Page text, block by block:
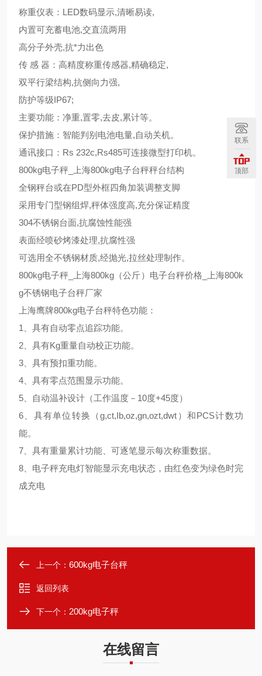
称重仪表：LED数码显示,清晰易读,
内置可充蓄电池,交直流两用
高分子外壳,抗*力出色
传 感 器：高精度称重传感器,精确稳定,
双平行梁结构,抗侧向力强,
防护等级IP67;
主要功能：净重,置零,去皮,累计等。
保护措施：智能判别电池电量,自动关机。
通讯接口：Rs 232c,Rs485可连接微型打印机。
800kg电子秤_上海800kg电子台秤秤台结构
全钢秤台或在PD型外框四角加装调整支脚
采用专门型钢组焊,秤体强度高,充分保证精度
304不锈钢台面,抗腐蚀性能强
表面经喷砂烤漆处理,抗腐性强
可选用全不锈钢材质,经抛光,拉丝处理制作。
800kg电子秤_上海800kg（公斤）电子台秤价格_上海800k
g不锈钢电子台秤厂家
上海鹰牌800kg电子台秤特色功能：
1、具有自动零点追踪功能。
2、具有Kg重量自动校正功能。
3、具有预扣重功能。
4、具有零点范围显示功能。
5、自动温补设计（工作温度－10度+45度）
6、具有单位转换（g,ct,Ib,oz,gn,ozt,dwt）和PCS计数功
能。
7、具有重量累计功能、可逐笔显示每次称重数据。
8、电子秤充电灯智能显示充电状态，由红色变为绿色时完
成充电
上一个： 600kg电子台秤
返回列表
下一个： 200kg电子秤
在线留言
联系
顶部